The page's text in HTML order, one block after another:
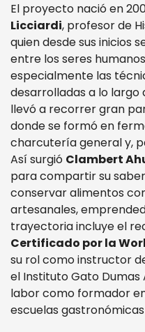
El proyecto nació en
Licciardi, profesor de
quien desde sus inicios
entre los seres
especialmente las
desarrolladas a lo largo
llevó a recorrer gran
donde se formó en
charcutería general y,
Así surgió Clambert
para compartir su
conservar alimentos
artesanales,
trayectoria incluye el
Certificado por la
su rol como instructor
el Instituto Gato Dumas
labor como formador
escuelas